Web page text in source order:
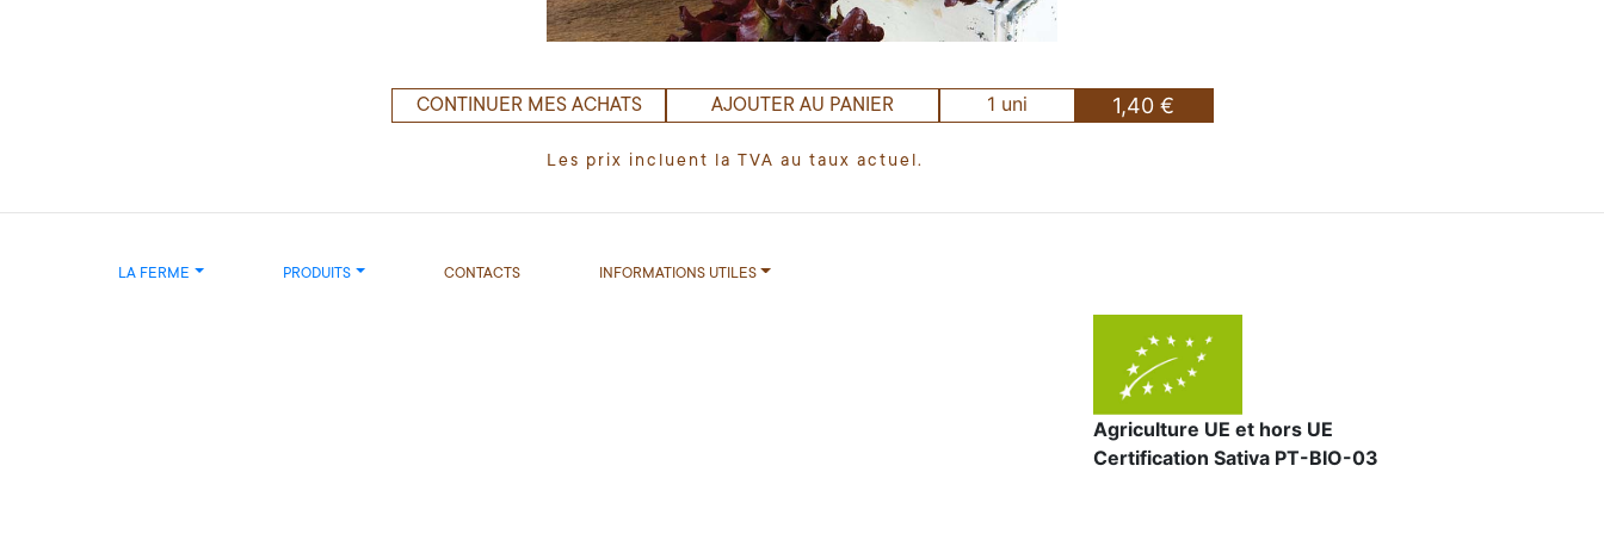
CONTINUER MES ACHATS AJOUTER AU PANIER 1 uni 1,40 €
Les prix incluent la TVA au taux actuel.
LA FERME PRODUITS CONTACTS INFORMATIONS UTILES
Agriculture UE et hors UE
Certification Sativa PT-BIO-03